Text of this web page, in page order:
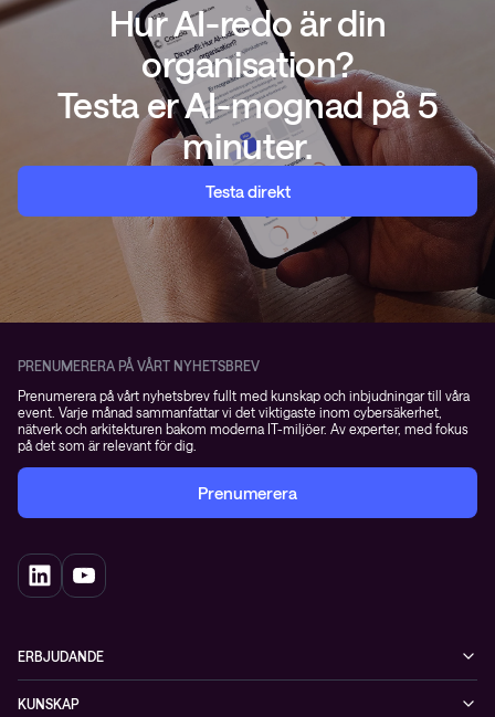
Hur AI-redo är din
organisation?
Testa er AI-mognad på 5
minuter.
Testa direkt
PRENUMERERA PÅ VÅRT NYHETSBREV
Prenumerera på vårt nyhetsbrev fullt med kunskap och inbjudningar till våra
event. Varje månad sammanfattar vi det viktigaste inom cybersäkerhet,
nätverk och arkitekturen bakom moderna IT-miljöer. Av experter, med fokus
på det som är relevant för dig.
Prenumerera
ERBJUDANDE
KUNSKAP